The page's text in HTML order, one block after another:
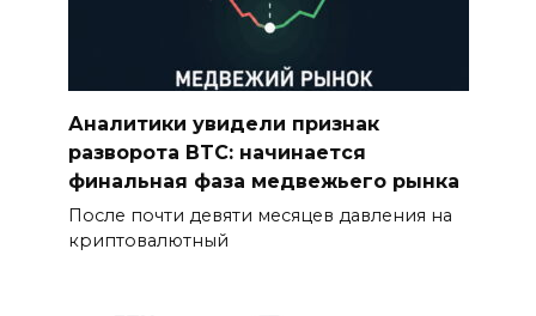
Аналитики увидели признак
разворота BTC: начинается
финальная фаза медвежьего рынка
После почти девяти месяцев давления на
криптовалютный